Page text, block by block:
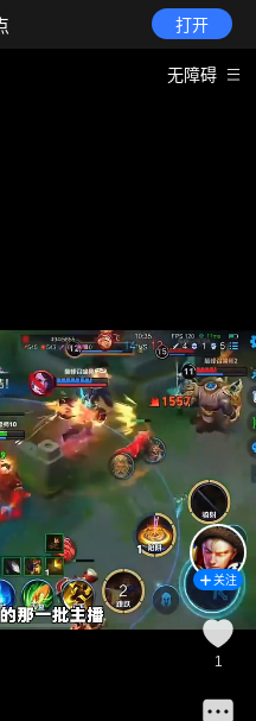
打开
无障碍
关注
1